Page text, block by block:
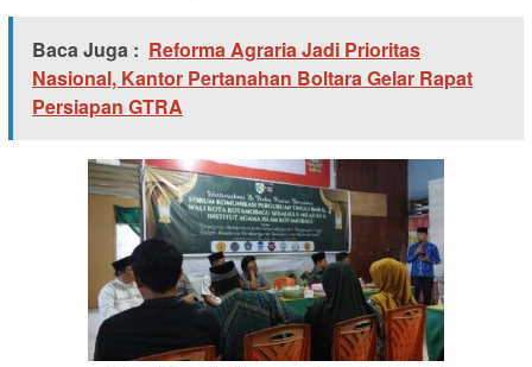
Baca Juga : Reforma Agraria Jadi Prioritas
Nasional, Kantor Pertanahan Boltara Gelar Rapat
Persiapan GTRA